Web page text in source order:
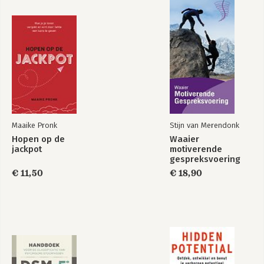
Bekijk alle boeken
2 Wie je denkt te zijn 46
2.1 Je bent niet wat je denkt en voelt 47
2.2 Gedachten, gevoelens en overtuigingen 47
2.3 Hoe je naar de wereld kijkt 51
2.4 Positionering ten opzichte van anderen 59
2.5 Emoties 66
2.6 Hormonen enzo 74
2.7 Gevolgen van zelfmanipulatie 80
2.8 Wie ben je dan wel? 82
3.1 De heldenreis 84
3.2 Je plek (h)erkennen en innemen 85
3.3 Thuis 95
3.4 Verantwoordelijkheid nemen 96
4.1 Reis zonder route 101
4.2 Patronen doorbreken 103
4.3 Verslavingen (h)erkennen en deconditioneren 104
Maaike Pronk
Hopen op de
jackpot
€ 11,50
Stijn van Merendonk
Waaier
motiverende
gespreksvoering
€ 18,90